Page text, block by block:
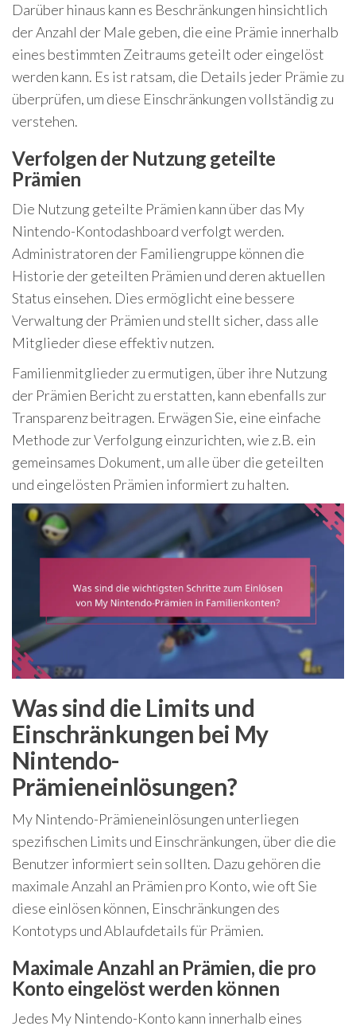
Darüber hinaus kann es Beschränkungen hinsichtlich
der Anzahl der Male geben, die eine Prämie innerhalb
eines bestimmten Zeitraums geteilt oder eingelöst
werden kann. Es ist ratsam, die Details jeder Prämie zu
überprüfen, um diese Einschränkungen vollständig zu
verstehen.
Verfolgen der Nutzung geteilte
Prämien
Die Nutzung geteilte Prämien kann über das My
Nintendo-Kontodashboard verfolgt werden.
Administratoren der Familiengruppe können die
Historie der geteilten Prämien und deren aktuellen
Status einsehen. Dies ermöglicht eine bessere
Verwaltung der Prämien und stellt sicher, dass alle
Mitglieder diese effektiv nutzen.
Familienmitglieder zu ermutigen, über ihre Nutzung
der Prämien Bericht zu erstatten, kann ebenfalls zur
Transparenz beitragen. Erwägen Sie, eine einfache
Methode zur Verfolgung einzurichten, wie z.B. ein
gemeinsames Dokument, um alle über die geteilten
und eingelösten Prämien informiert zu halten.
Was sind die Limits und
Einschränkungen bei My
Nintendo-
Prämieneinlösungen?
My Nintendo-Prämieneinlösungen unterliegen
spezifischen Limits und Einschränkungen, über die die
Benutzer informiert sein sollten. Dazu gehören die
maximale Anzahl an Prämien pro Konto, wie oft Sie
diese einlösen können, Einschränkungen des
Kontotyps und Ablaufdetails für Prämien.
Maximale Anzahl an Prämien, die pro
Konto eingelöst werden können
Jedes My Nintendo-Konto kann innerhalb eines